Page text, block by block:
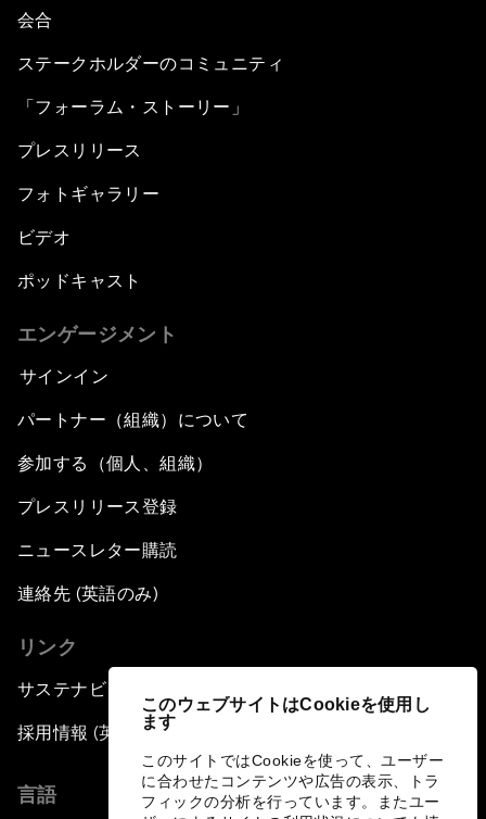
このウェブサイトはCookieを使用し
ます
このサイトではCookieを使って、ユーザー
に合わせたコンテンツや広告の表示、トラ
フィックの分析を行っています。またユー
会合
ステークホルダーのコミュニティ
「フォーラム・ストーリー」
プレスリリース
フォトギャラリー
ビデオ
ポッドキャスト
エンゲージメント
サインイン
パートナー（組織）について
参加する（個人、組織）
プレスリリース登録
ニュースレター購読
連絡先 (英語のみ)
リンク
サステナビリティへの取り組み
採用情報 (英語のみ)
言語